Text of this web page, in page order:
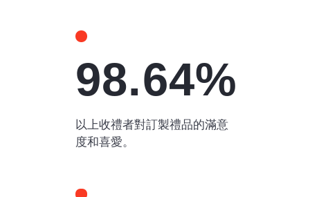
98.64%
以上收禮者對訂製禮品的滿意
度和喜愛。